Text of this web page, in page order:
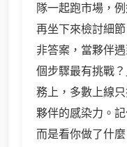
隊一起跑市場，
再坐下來檢討細
非答案，當夥伴
個步驟最有挑戰
務上，多數上線
夥伴的感染力。
而是看你做了什